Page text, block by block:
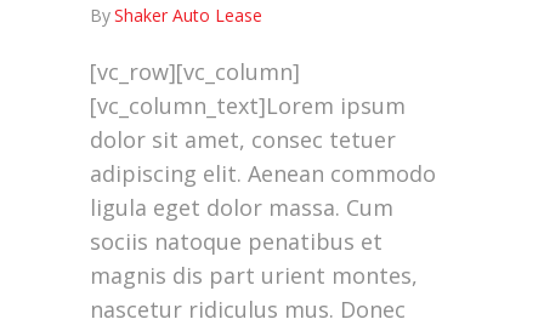
ByShaker Auto Lease
[vc_row][vc_column]
[vc_column_text]Lorem ipsum
dolor sit amet, consec tetuer
adipiscing elit. Aenean commodo
ligula eget dolor massa. Cum
sociis natoque penatibus et
magnis dis part urient montes,
nascetur ridiculus mus. Donec